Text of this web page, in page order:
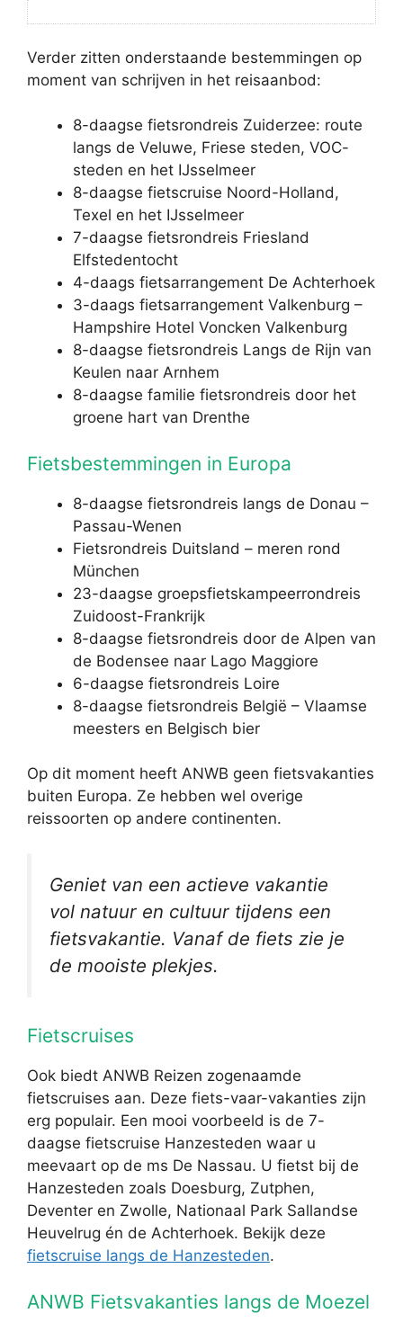
Verder zitten onderstaande bestemmingen op
moment van schrijven in het reisaanbod:
8-daagse fietsrondreis Zuiderzee: route
langs de Veluwe, Friese steden, VOC-
steden en het IJsselmeer
8-daagse fietscruise Noord-Holland,
Texel en het IJsselmeer
7-daagse fietsrondreis Friesland
Elfstedentocht
4-daags fietsarrangement De Achterhoek
3-daags fietsarrangement Valkenburg –
Hampshire Hotel Voncken Valkenburg
8-daagse fietsrondreis Langs de Rijn van
Keulen naar Arnhem
8-daagse familie fietsrondreis door het
groene hart van Drenthe
Fietsbestemmingen in Europa
8-daagse fietsrondreis langs de Donau –
Passau-Wenen
Fietsrondreis Duitsland – meren rond
München
23-daagse groepsfietskampeerrondreis
Zuidoost-Frankrijk
8-daagse fietsrondreis door de Alpen van
de Bodensee naar Lago Maggiore
6-daagse fietsrondreis Loire
8-daagse fietsrondreis België – Vlaamse
meesters en Belgisch bier
Op dit moment heeft ANWB geen fietsvakanties
buiten Europa. Ze hebben wel overige
reissoorten op andere continenten.
Geniet van een actieve vakantie
vol natuur en cultuur tijdens een
fietsvakantie. Vanaf de fiets zie je
de mooiste plekjes.
Fietscruises
Ook biedt ANWB Reizen zogenaamde
fietscruises aan. Deze fiets-vaar-vakanties zijn
erg populair. Een mooi voorbeeld is de 7-
daagse fietscruise Hanzesteden waar u
meevaart op de ms De Nassau. U fietst bij de
Hanzesteden zoals Doesburg, Zutphen,
Deventer en Zwolle, Nationaal Park Sallandse
Heuvelrug én de Achterhoek. Bekijk deze
fietscruise langs de Hanzesteden.
ANWB Fietsvakanties langs de Moezel